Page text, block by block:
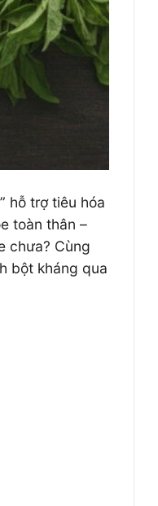
hỗ trợ tiêu hóa
toàn thân –
chưa? Cùng
bột kháng qua